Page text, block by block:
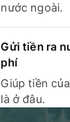
nước ngoài.
Gửi tiền ra
phí
Giúp tiền
là ở đâu.